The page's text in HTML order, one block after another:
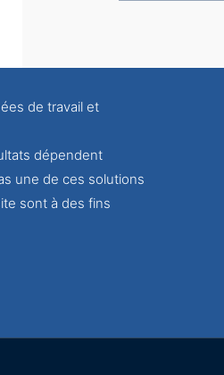
de travail et
dépendent
une de ces solutions
sont à des fins